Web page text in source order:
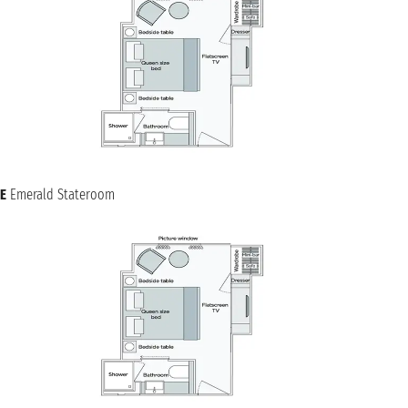
jeudi 29 juillet 2027
vendredi 30 juillet 2027
samedi 31 juillet 2027
dimanche 1 août 2027
mardi 3 août 2027
mercredi 4 août 2027
jeudi 5 août 2027
E Emerald Stateroom